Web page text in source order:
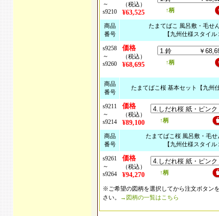
～
s9210
（税込）
¥63,525 ↑柄
商品
番号
たまてばこ 風呂敷・毛せ
【九州仕様スタイル
s9258
～
s9260
価格
（税込）
¥68,695 ↑柄
商品
番号
たまてばこ桜 基本セット【九州
s9211
～
s9214
価格
（税込）
¥89,100 ↑柄
商品
番号
たまてばこ桜 風呂敷・毛
【九州仕様スタイル
s9261
～
s9264
価格
（税込）
¥94,270 ↑柄
※ご希望の図柄を選択してから注文ボタン
さい。
→図柄の一覧はこちら